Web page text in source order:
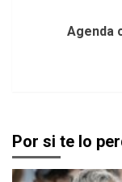
Agenda
Por si te lo